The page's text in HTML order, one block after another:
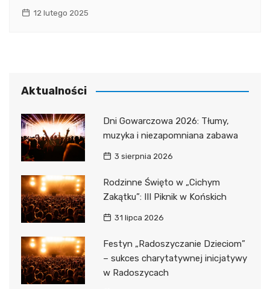
12 lutego 2025
Aktualności
Dni Gowarczowa 2026: Tłumy,
muzyka i niezapomniana zabawa
3 sierpnia 2026
Rodzinne Święto w „Cichym
Zakątku”: III Piknik w Końskich
31 lipca 2026
Festyn „Radoszyczanie Dzieciom”
– sukces charytatywnej inicjatywy
w Radoszycach